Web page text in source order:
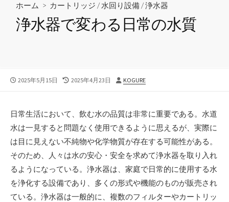
ホーム > カートリッジ /水回り設備 /浄水器
浄水器で変わる日常の水質
公
2025年5月15日
最
日
2025年4月23日
投
KOGURE
日常生活において、飲む水の品質は非常に重要である。 水道
水は一見すると問題なく使用できるように思えるが、実際に
は目に見えない不純物や化学物質が存在する可能性がある。
そのため、人々は水の安心・安全を求めて浄水器を取り入れ
るようになっている。浄水器は、家庭で日常的に使用する水
を浄化する設備であり、多くの形式や機能のものが販売され
ている。浄水器は一般的に、複数のフィルターやカートリッ